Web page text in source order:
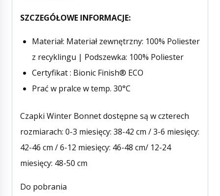
SZCZEGÓŁOWE INFORMACJE:
Materiał: Materiał zewnętrzny: 100% Poliester
z recyklingu | Podszewka: 100% Poliester
Certyfikat : Bionic Finish® ECO
Prać w pralce w temp. 30°C
Czapki Winter Bonnet dostępne są w czterech
rozmiarach: 0-3 miesięcy: 38-42 cm / 3-6 miesięcy:
42-46 cm / 6-12 miesięcy: 46-48 cm/ 12-24
miesięcy: 48-50 cm
Do pobrania